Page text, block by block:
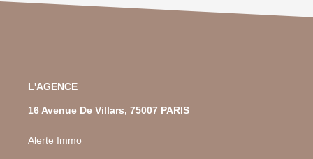
L'AGENCE
16 Avenue De Villars, 75007 PARIS
Alerte Immo